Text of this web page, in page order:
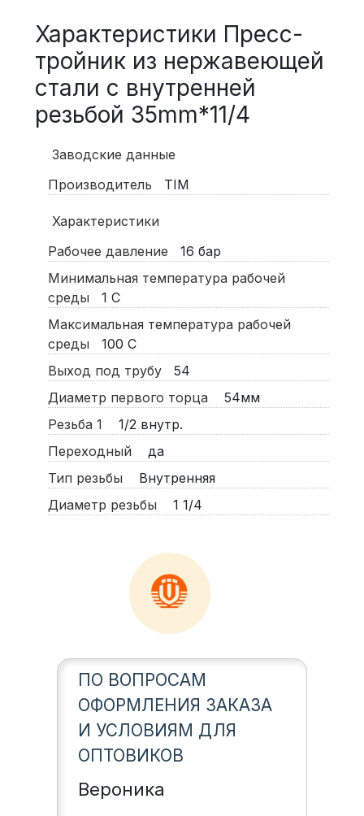
Характеристики Пресс-
тройник из нержавеющей
стали с внутренней
резьбой 35mm*11/4
Заводские данные
Производитель
TIM
Характеристики
Рабочее давление
16 бар
Минимальная температура рабочей
среды
1 С
Максимальная температура рабочей
среды
100 С
Выход под трубу
54
Диаметр первого торца
54мм
Резьба 1
1/2 внутр.
Переходный
да
Тип резьбы
Внутренняя
Диаметр резьбы
1 1/4
ПО ВОПРОСАМ
ОФОРМЛЕНИЯ ЗАКАЗА
И УСЛОВИЯМ ДЛЯ
ОПТОВИКОВ
Вероника